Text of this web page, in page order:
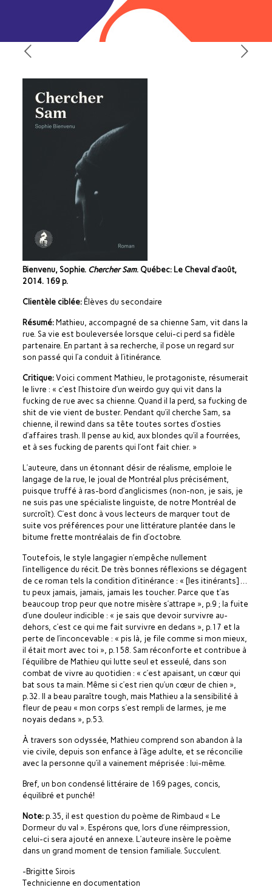
Bienvenu, Sophie. Chercher Sam. Québec: Le Cheval d’août,
2014. 169 p.
Clientèle ciblée: Élèves du secondaire
Résumé:Mathieu, accompagné de sa chienne Sam, vit dans la
rue. Sa vie est bouleversée lorsque celui-ci perd sa fidèle
partenaire. En partant à sa recherche, il pose un regard sur
son passé qui l’a conduit à l’itinérance.
Critique:Voici comment Mathieu, le protagoniste, résumerait
le livre : « c’est l’histoire d’un weirdo guy qui vit dans la
fucking de rue avec sa chienne. Quand il la perd, sa fucking de
shit de vie vient de buster. Pendant qu’il cherche Sam, sa
chienne, il rewind dans sa tête toutes sortes d’osties
d’affaires trash. Il pense au kid, aux blondes qu’il a fourrées,
et à ses fucking de parents qui l’ont fait chier. »
L’auteure, dans un étonnant désir de réalisme, emploie le
langage de la rue, le joual de Montréal plus précisément,
puisque truffé à ras-bord d’anglicismes (non-non, je sais, je
ne suis pas une spécialiste linguiste, de notre Montréal de
surcroît). C’est donc à vous lecteurs de marquer tout de
suite vos préférences pour une littérature plantée dans le
bitume frette montréalais de fin d’octobre.
Toutefois, le style langagier n’empêche nullement
l’intelligence du récit. De très bonnes réflexions se dégagent
de ce roman tels la condition d’itinérance : « [les itinérants] …
tu peux jamais, jamais, jamais les toucher. Parce que t’as
beaucoup trop peur que notre misère s’attrape », p.9 ; la fuite
d’une douleur indicible : « je sais que devoir survivre au-
dehors, c’est ce qui me fait survivre en dedans », p.17 et la
perte de l’inconcevable : « pis là, je file comme si mon mieux,
il était mort avec toi », p.158. Sam réconforte et contribue à
l’équilibre de Mathieu qui lutte seul et esseulé, dans son
combat de vivre au quotidien : « c’est apaisant, un cœur qui
bat sous ta main. Même si c’est rien qu’un cœur de chien »,
p.32. Il a beau paraître tough, mais Mathieu a la sensibilité à
fleur de peau « mon corps s’est rempli de larmes, je me
noyais dedans », p.53.
À travers son odyssée, Mathieu comprend son abandon à la
vie civile, depuis son enfance à l’âge adulte, et se réconcilie
avec la personne qu’il a vainement méprisée : lui-même.
Bref, un bon condensé littéraire de 169 pages, concis,
équilibré et punché!
Note: p.35, il est question du poème de Rimbaud « Le
Dormeur du val ». Espérons que, lors d’une réimpression,
celui-ci sera ajouté en annexe. L’auteure insère le poème
dans un grand moment de tension familiale. Succulent.
-Brigitte Sirois
Technicienne en documentation